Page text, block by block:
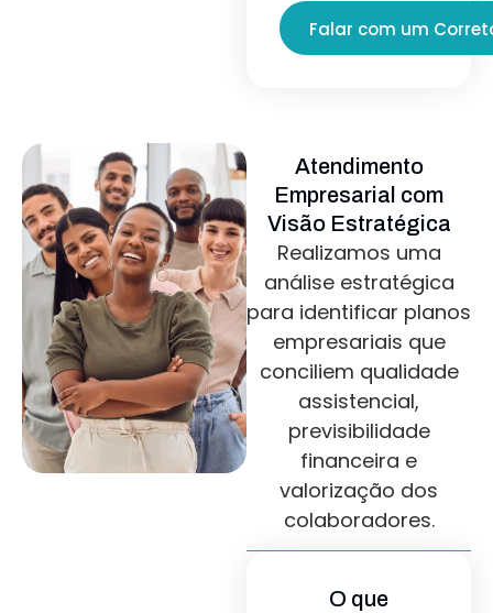
Falar com um
Atendimento
Empresarial com
Visão Estratégica
Realizamos uma
análise estratégica
para identificar planos
empresariais que
conciliem qualidade
assistencial,
previsibilidade
financeira e
valorização dos
colaboradores.
O que